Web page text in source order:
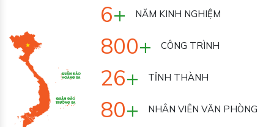
7+ NĂM KINH NGHIỆM
1000 + CÔNG TRÌNH
33+ TỈNH THÀNH
100 +
NHÂN VIÊN VĂN
PHÒNG